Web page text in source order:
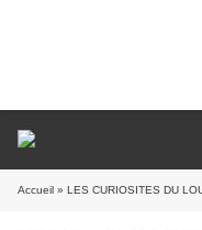
Accueil » LES CURIOSITES DU